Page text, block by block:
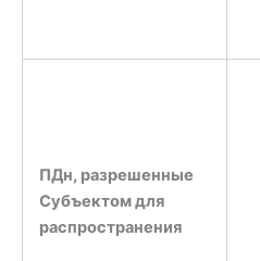
ПДн, разрешенные
Субъектом для
распространения